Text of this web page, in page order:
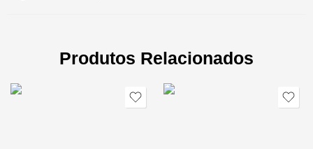
Produtos Relacionados